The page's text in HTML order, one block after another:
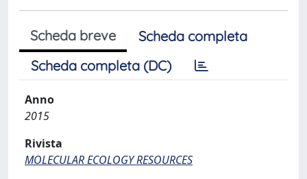
Scheda breve
Scheda completa
Scheda completa (DC)
Anno
2015
Rivista
MOLECULAR ECOLOGY RESOURCES